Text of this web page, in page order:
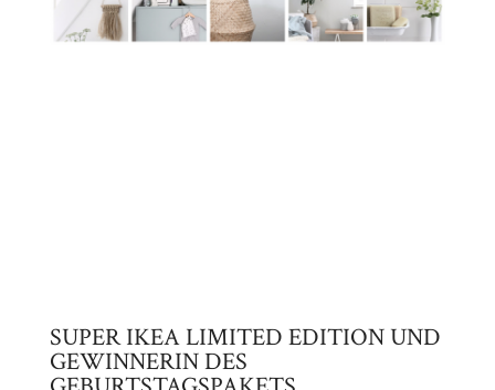
SUPER IKEA LIMITED EDITION UND
GEWINNERIN DES